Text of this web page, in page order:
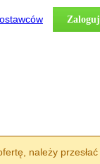
Zaloguj
należy przesłać